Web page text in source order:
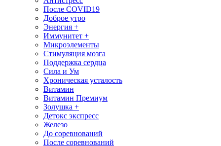
После COVID19
Доброе утро
Энергия +
Иммунитет +
Микроэлементы
Стимуляция мозга
Поддержка сердца
Сила и Ум
Хроническая усталость
Витамин
Витамин Премиум
Золушка +
Детокс экспресс
Железо
До соревнований
После соревнований